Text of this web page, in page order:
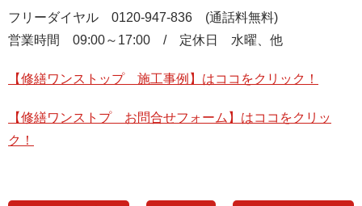
フリーダイヤル 0120-947-836 (通話料無料)
営業時間 09:00～ 17:00 /定休日 水曜、他
【修繕ワンストップ 施工事例】はココをクリック！
【修繕ワンストプ お問合せフォーム】はココをクリッ
ク！